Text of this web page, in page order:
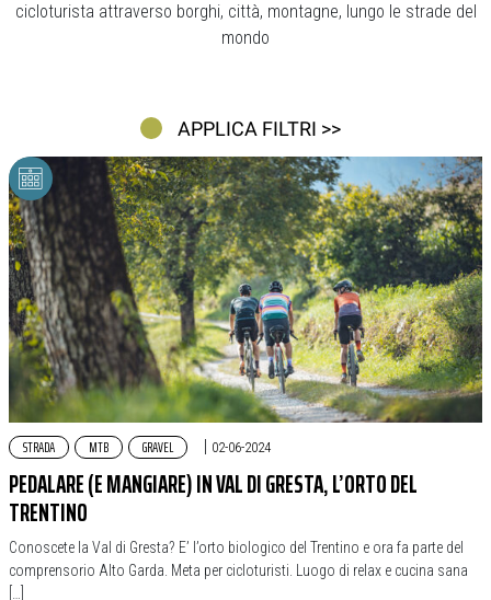
cicloturista attraverso borghi, città, montagne, lungo le strade del
mondo
APPLICA FILTRI >>
STRADA MTB GRAVEL | 02-06-2024
PEDALARE (E MANGIARE) IN VAL DI GRESTA, L’ORTO DEL
TRENTINO
Conoscete la Val di Gresta? E’ l’orto biologico del Trentino e ora fa parte del
comprensorio Alto Garda. Meta per cicloturisti. Luogo di relax e cucina sana